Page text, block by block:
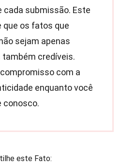
submissão. Este
que os fatos que
sejam apenas
credíveis.
com a
enquanto você
conosco.
este Fato: